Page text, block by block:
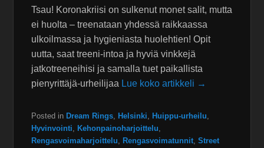
Tsau! Koronakriisi on sulkenut monet salit, mutta
ei huolta – treenataan yhdessä raikkaassa
ulkoilmassa ja hygieniasta huolehtien! Opit
uutta, saat treeni-intoa ja hyviä vinkkejä
jatkotreeneihisi ja samalla tuet paikallista
pienyrittäjä-urheilijaa Lue koko artikkeli →
Posted in Dream Rings, Helsinki, Huippu-urheilu,
Hyvinvointi, Kehonpainoharjoittelu,
Rengasvoimaharjoittelu, Rengasvoimatunnit,Street